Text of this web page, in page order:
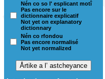
Nén co so l' esplicant motî
Pas encore sur le
dictionnaire explicatif
Not yet on explanatory
dictionnary
Nén co rfondou
Pas encore normalisé
Not yet normalized